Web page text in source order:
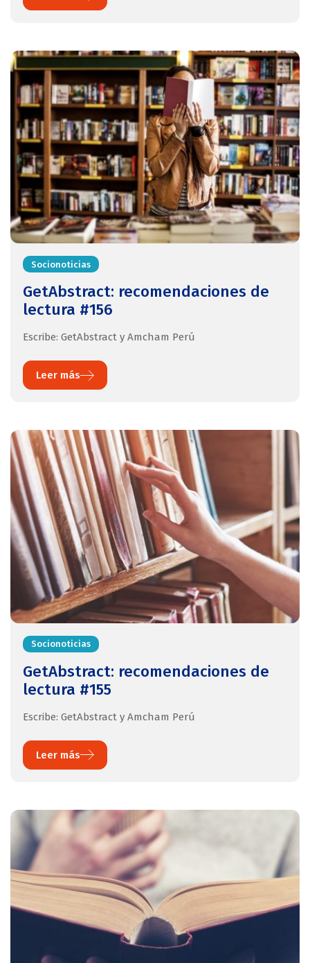
Socionoticias
GetAbstract: recomendaciones de
lectura #156
Escribe: GetAbstract y Amcham Perú
Leer más
Socionoticias
GetAbstract: recomendaciones de
lectura #155
Escribe: GetAbstract y Amcham Perú
Leer más